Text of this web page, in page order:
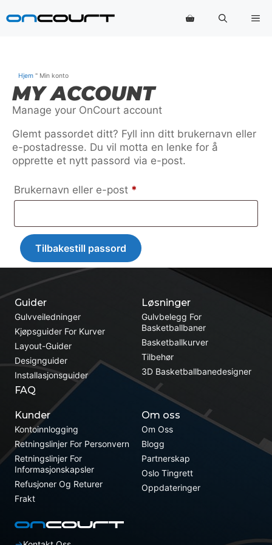
til
Hjem " Min konto
MY ACCOUNT
Manage your OnCourt account
Glemt passordet ditt? Fyll inn ditt brukernavn eller
e-postadresse. Du vil motta en lenke for å
opprette et nytt passord via e-post.
Brukernavn eller e-post *
Tilbakestill passord
Løsninger
Gulvbelegg For
Basketballbaner
Basketballkurver
Tilbehør
3D Basketballbanedesigner
Guider
Gulvveiledninger
Kjøpsguider For Kurver
Layout-Guider
Designguider
Installasjonsguider
FAQ
Kunder
Kontoinnlogging
Retningslinjer For Personvern
Retningslinjer For
Informasjonskapsler
Refusjoner Og Returer
Frakt
Om oss
Om Oss
Blogg
Partnerskap
Oslo Tingrett
Oppdateringer